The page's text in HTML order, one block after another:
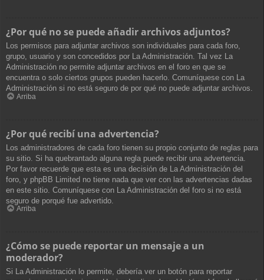
¿Por qué no se puede añadir archivos adjuntos?
Los permisos para adjuntar archivos son individuales para cada foro,
grupo, usuario y son concedidos por La Administración. Tal vez La
Administración no permite adjuntar archivos en el foro en que se
encuentra o solo ciertos grupos pueden hacerlo. Comuníquese con La
Administración si no está seguro de por qué no puede adjuntar archivos.
Arriba
¿Por qué recibí una advertencia?
Los administradores de cada foro tienen su propio conjunto de reglas para
su sitio. Si ha quebrantado alguna regla puede recibir una advertencia.
Por favor recuerde que esta es una decisión de La Administración del
foro, y phpBB Limited no tiene nada que ver con las advertencias dadas
en este sitio. Comuníquese con La Administración del foro si no está
seguro de porqué fue advertido.
Arriba
¿Cómo se puede reportar un mensaje a un
moderador?
Si La Administración lo permite, debería ver un botón para reportar